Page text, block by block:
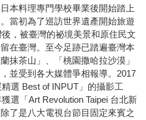
本料理專門學校畢業後開始踏上
當初為了巡訪世界遺產開始旅遊
，被臺灣的祕境美景和原住民文
在臺灣。至今足跡已踏遍臺灣本
抹茶山」、「桃園撒哈拉沙漠」
並受到各大媒體爭相報導。2017
選 Best of INPUT」的攝影工
選「Art Revolution Taipei 台北新
了是八大電視台節目固定來賓之